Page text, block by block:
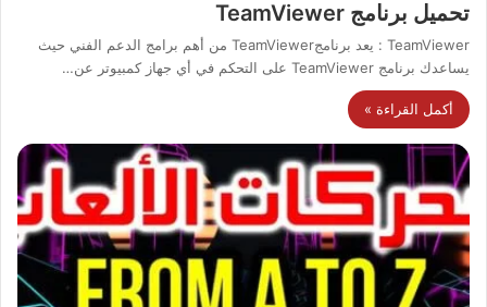
تحميل برنامج TeamViewer
TeamViewer : يعد برنامجTeamViewer من أهم برامج الدعم الفني حيث
يساعدك برنامج TeamViewer على التحكم في أي جهاز كمبيوتر عن…
أكمل القراءة »